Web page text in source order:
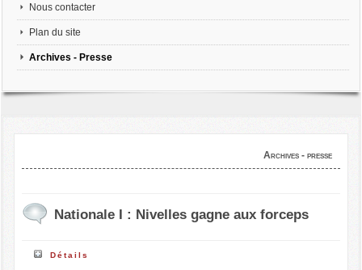
Nous contacter
Plan du site
Archives - Presse
Archives - presse
Nationale I : Nivelles gagne aux forceps
Détails